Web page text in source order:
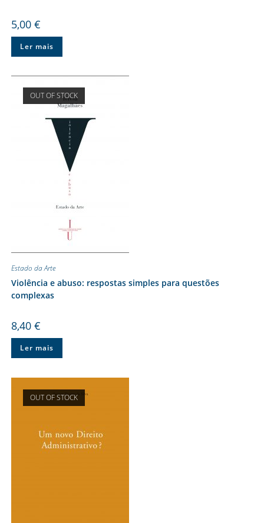
5,00 €
Ler mais
OUT OF STOCK
Estado da Arte
Violência e abuso: respostas simples para questões
complexas
8,40 €
Ler mais
OUT OF STOCK